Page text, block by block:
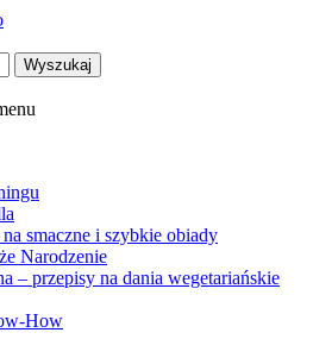
smaczne i szybkie obiady
Narodzenie
– przepisy na dania wegetariańskie
How